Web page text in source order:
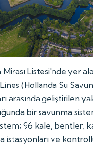
Listesi'nde yer
(Hollanda Su
arasında geliştirilen
bir savunma
96 kale, bentler,
istasyonları ve